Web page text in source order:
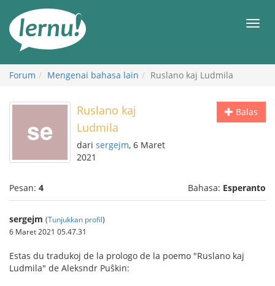
daftar
Forum Mengenai bahasa lain Ruslano kaj Ludmila
Balas
Ruslano kaj
Ludmila
dari sergejm, 6 Maret
2021
Pesan: 4 Bahasa: Esperanto
sergejm (Tunjukkan profil)
6 Maret 2021 05.47.31
Estas du tradukoj de la prologo de la poemo "Ruslano kaj
Ludmila" de Aleksndr Puŝkin: